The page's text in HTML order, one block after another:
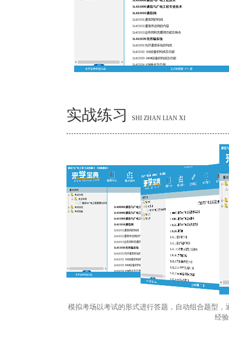
实战练习 SHI ZHAN LIAN XI
模拟考场以考试的形式进行答题，自动组合题型
经